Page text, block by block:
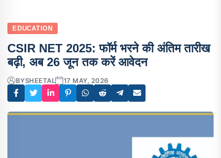
EDUCATION
CSIR NET 2025: फॉर्म भरने की अंतिम तारीख
बढ़ी, अब 26 जून तक करें आवेदन
BYSHEETAL 17 MAY, 2026